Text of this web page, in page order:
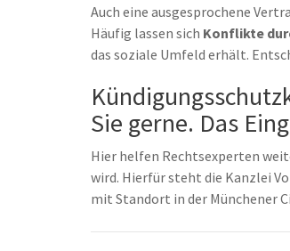
Auch eine ausgesprochene
Häufig lassen sich Konflikte
das soziale Umfeld erhält.
Sie gerne. Das
Hier helfen Rechtsexperten
wird. Hierfür steht die Kanzlei
mit Standort in der Münchener